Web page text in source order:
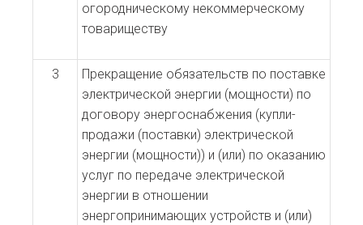
огородническому некоммерческому
товариществу
3
Прекращение обязательств по поставке
электрической энергии (мощности) по
договору энергоснабжения (купли-
продажи (поставки) электрической
энергии (мощности)) и (или) по оказанию
услуг по передаче электрической
энергии в отношении
энергопринимающих устройств и (или)